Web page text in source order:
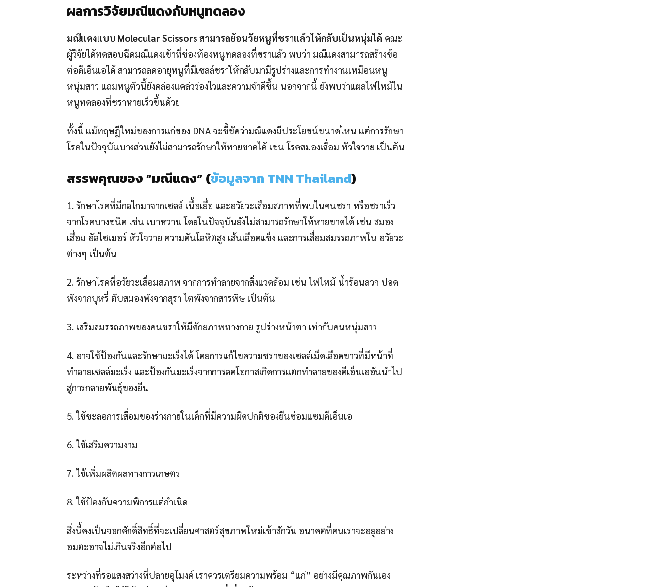
ผลการวิจัยมณีแดงกับหนูทดลอง
มณีแดงแบบ Molecular Scissors สามารถย้อนวัยหนูที่ชราแล้วให้กลับเป็นหนุ่มได้ คณะ
ผู้วิจัยได้ทดสอบฉีดมณีแดงเข้าที่ช่องท้องหนูทดลองที่ชราแล้ว พบว่า มณีแดงสามารถสร้างข้อ
ต่อดีเอ็นเอได้ สามารถลดอายุหนูที่มีเซลล์ชราให้กลับมามีรูปร่างและการทำงานเหมือนหนู
หนุ่มสาว แถมหนูตัวนี้ยังคล่องแคล่วว่องไวและความจำดีขึ้น นอกจากนี้ ยังพบว่าแผลไฟไหม้ใน
หนูทดลองที่ชราหายเร็วขึ้นด้วย
ทั้งนี้ แม้ทฤษฎีใหม่ของการแก่ของ DNA จะชี้ชัดว่ามณีแดงมีประโยชน์ขนาดไหน แต่การรักษา
โรคในปัจจุบันบางส่วนยังไม่สามารถรักษาให้หายขาดได้ เช่น โรคสมองเสื่อม หัวใจวาย เป็นต้น
สรรพคุณของ “มณีแดง” (ข้อมูลจาก TNN Thailand)
1. รักษาโรคที่มีกลไกมาจากเซลล์ เนื้อเยื่อ และอวัยวะเสื่อมสภาพที่พบในคนชรา หรือชราเร็ว
จากโรคบางชนิด เช่น เบาหวาน โดยในปัจจุบันยังไม่สามารถรักษาให้หายขาดได้ เช่น สมอง
เสื่อม อัลไซเมอร์ หัวใจวาย ความดันโลหิตสูง เส้นเลือดแข็ง และการเสื่อมสมรรถภาพใน อวัยวะ
ต่างๆ เป็นต้น
2. รักษาโรคที่อวัยวะเสื่อมสภาพ จากการทำลายจากสิ่งแวดล้อม เช่น ไฟไหม้ น้ำร้อนลวก ปอด
พังจากบุหรี่ ตับสมองพังจากสุรา ไตพังจากสารพิษ เป็นต้น
3. เสริมสมรรถภาพของคนชราให้มีศักยภาพทางกาย รูปร่างหน้าตา เท่ากับคนหนุ่มสาว
4. อาจใช้ป้องกันและรักษามะเร็งได้ โดยการแก้ไขความชราของเซลล์เม็ดเลือดขาวที่มีหน้าที่
ทำลายเซลล์มะเร็ง และป้องกันมะเร็งจากการลดโอกาสเกิดการแตกทำลายของดีเอ็นเออันนำไป
สู่การกลายพันธุ์ของยีน
5. ใช้ชะลอการเสื่อมของร่างกายในเด็กที่มีความผิดปกติของยีนซ่อมแซมดีเอ็นเอ
6. ใช้เสริมความงาม
7. ใช้เพิ่มผลิตผลทางการเกษตร
8. ใช้ป้องกันความพิการแต่กำเนิด
สิ่งนี้คงเป็นจอกศักดิ์สิทธิ์ที่จะเปลี่ยนศาสตร์สุขภาพใหม่เข้าสักวัน อนาคตที่คนเราจะอยู่อย่าง
อมตะอาจไม่เกินจริงอีกต่อไป
ระหว่างที่รอแสงสว่างที่ปลายอุโมงค์ เราควรเตรียมความพร้อม “แก่” อย่างมีคุณภาพกันเอง